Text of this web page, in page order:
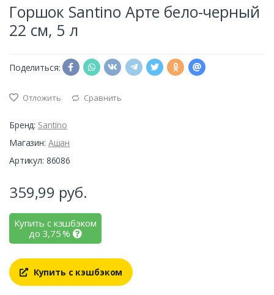
Горшок Santino Арте бело-черный
22 см, 5 л
Поделиться:
Отложить Сравнить
Бренд: Santino
Магазин: Ашан
Артикул: 86086
359,99 руб.
Купить с кэшбэком
до 3,75%
Купить с кэшбэком